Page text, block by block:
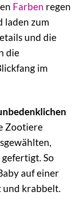
Farben regen
laden zum
und die
die
im
Zootiere
So
auf einer
und krabbelt.